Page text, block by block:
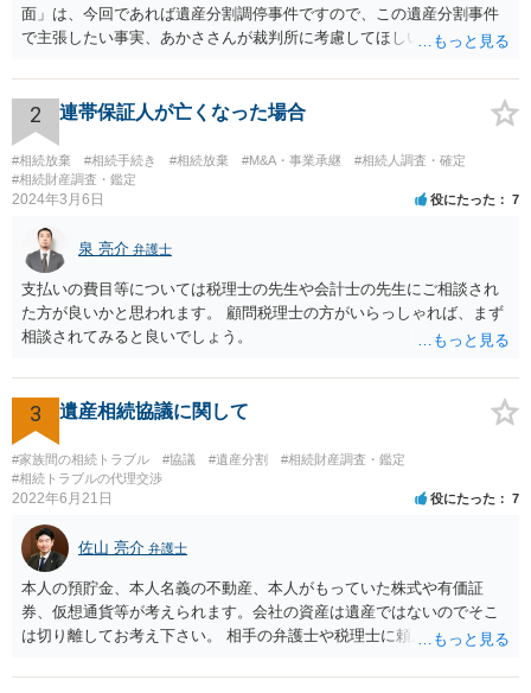
面」は、今回であれば遺産分割調停事件ですので、この遺産分割事件
で主張したい事実、あかささんが裁判所に考慮してほしいと思う、亡
ります。 もし、主張したい事実や考慮してほしい事情に関連して
資料を持っているようであれば、主張書面とは別で提出できます。も
し、お姉さんに見られたくないような資料がある場合、「非開示の希
望に関する申出書」と共に提出することも考えられます。 ご質問：書
いた方が良い事と書かない方が良い事 回答： お姉さんが申立書の「申
立ての趣旨」のところに書いている遺産の分け方に対して意見があれ
ば、まずそれを書くとよいです。 次に「申立ての理由」のところに、
なぜ調停を申し立てたのか(例えば、あかささんと話合いが出来ない／
決裂した、など)や亡くなった方・あかささん・お姉さん間の事情やい
きさつなどが書かれていると思うので、あかささんから見てそれは違
うと感じるところは、どのように違うのか、など書くとよいです。 そ
の他、お姉さんの申立書には書かれていないけど、どのように遺産を
った等)、それも書くとよいです。 書かない方が良いと思うことは、遺
産分割に関係ない(と思われる)いきさつを沢山盛り込むことだと考えま
す(あくまで遺産分割に関係することに留める方が、裁判所や調停委員
の方に事情を理解してもらいやすいと思います)。
2 連帯保証人が亡くなった場合
#相続放棄 #相続手続き #相続放棄 #M&A・事業承継
#相続人調査・確定
#相続財産調査・鑑定
2024年3月6日 役にたった 7
泉 亮介 弁護士
支払いの費目等については税理士の先生や会計士の先生にご相談され
た方が良いかと思われます。 顧問税理士の方がいらっしゃれば、まず
相談されてみると良いでしょう。
3 遺産相続協議に関して
#家族間の相続トラブル #協議 #遺産分割
#相続財産調査・鑑定
#相続トラブルの代理交渉
2022年6月21日 役にたった 7
佐山 亮介 弁護士
本人の預貯金、本人名義の不動産、本人がもっていた株式や有価証
券、仮想通貨等が考えられます。会社の資産は遺産ではないのでそこ
は切り離してお考え下さい。 相手の弁護士や税理士に頼んでも守秘義
意に開示を求め、応じなければ「調査嘱託」という手続きを使って銀